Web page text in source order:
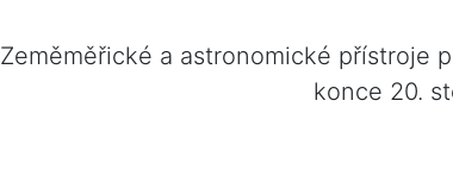
Zeměměřické a astronomické přístroje
konce 20.